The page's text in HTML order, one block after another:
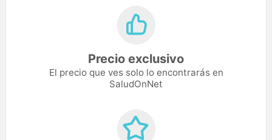
Precio exclusivo
El precio que ves solo lo encontrarás en
SaludOnNet